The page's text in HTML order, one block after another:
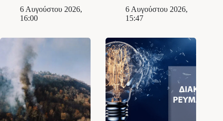
6 Αυγούστου 2026,
16:00
6 Αυγούστου 2026,
15:47